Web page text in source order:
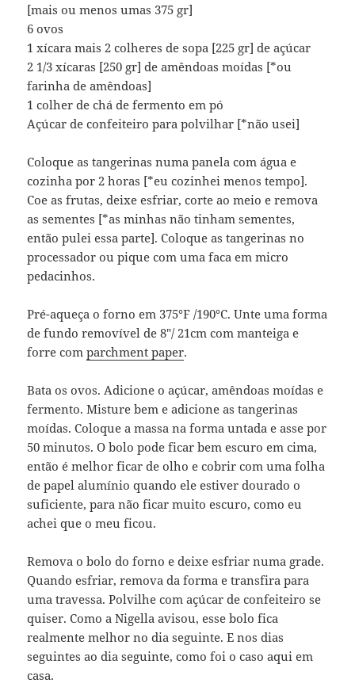
[mais ou menos umas 375 gr]
6 ovos
1 xícara mais 2 colheres de sopa [225 gr] de açúcar
2 1/3 xícaras [250 gr] de amêndoas moídas [*ou
farinha de amêndoas]
1 colher de chá de fermento em pó
Açúcar de confeiteiro para polvilhar [*não usei]
Coloque as tangerinas numa panela com água e
cozinha por 2 horas [*eu cozinhei menos tempo].
Coe as frutas, deixe esfriar, corte ao meio e remova
as sementes [*as minhas não tinham sementes,
então pulei essa parte]. Coloque as tangerinas no
processador ou pique com uma faca em micro
pedacinhos.
Pré-aqueça o forno em 375°F /190°C. Unte uma forma
de fundo removível de 8″/ 21cm com manteiga e
forre comparchment paper.
Bata os ovos. Adicione o açúcar, amêndoas moídas e
fermento. Misture bem e adicione as tangerinas
moídas. Coloque a massa na forma untada e asse por
50 minutos. O bolo pode ficar bem escuro em cima,
então é melhor ficar de olho e cobrir com uma folha
de papel alumínio quando ele estiver dourado o
suficiente, para não ficar muito escuro, como eu
achei que o meu ficou.
Remova o bolo do forno e deixe esfriar numa grade.
Quando esfriar, remova da forma e transfira para
uma travessa. Polvilhe com açúcar de confeiteiro se
quiser. Como a Nigella avisou, esse bolo fica
realmente melhor no dia seguinte. E nos dias
seguintes ao dia seguinte, como foi o caso aqui em
casa.